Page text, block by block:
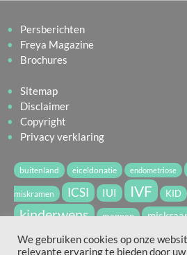
Persberichten
Freya Magazine
Brochures
Sitemap
Disclaimer
Copyright
Privacy verklaring
buitenland eiceldonatie endometriose
miskramen ICSI IUI IVF KID
kinderwens mannen
spermadonatie vruchtbaarheid
We gebruiken cookies op onze
relevante ervaring te bieden door